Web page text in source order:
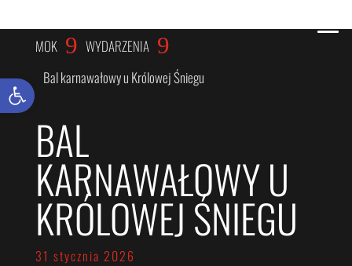
MOK 9 WYDARZENIA 9
Bal karnawałowy u Królowej Śniegu
BAL
KARNAWAŁOWY U
KRÓLOWEJ ŚNIEGU
31 stycznia 2026
Otwórz pasek narzędzi